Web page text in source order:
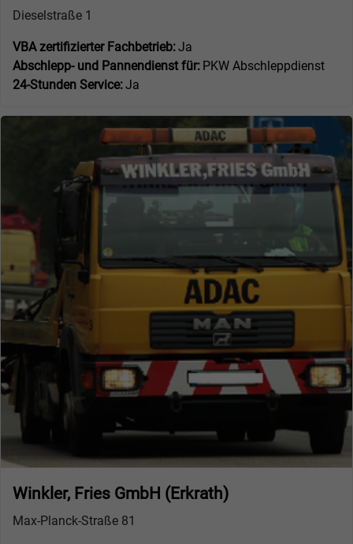
Dieselstraße 1
VBA zertifizierter Fachbetrieb:Ja
Abschlepp- und Pannendienst für: PKW Abschleppdienst
24-Stunden Service:Ja
Winkler, Fries GmbH (Erkrath)
Max-Planck-Straße 81